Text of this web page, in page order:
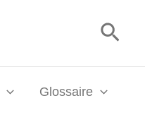
Glossaire